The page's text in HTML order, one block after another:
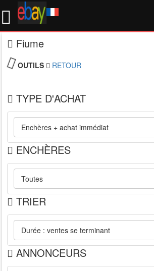
Fiume
OUTILS RETOUR
TYPE D'ACHAT
ENCHÈRES
TRIER
ANNONCEURS